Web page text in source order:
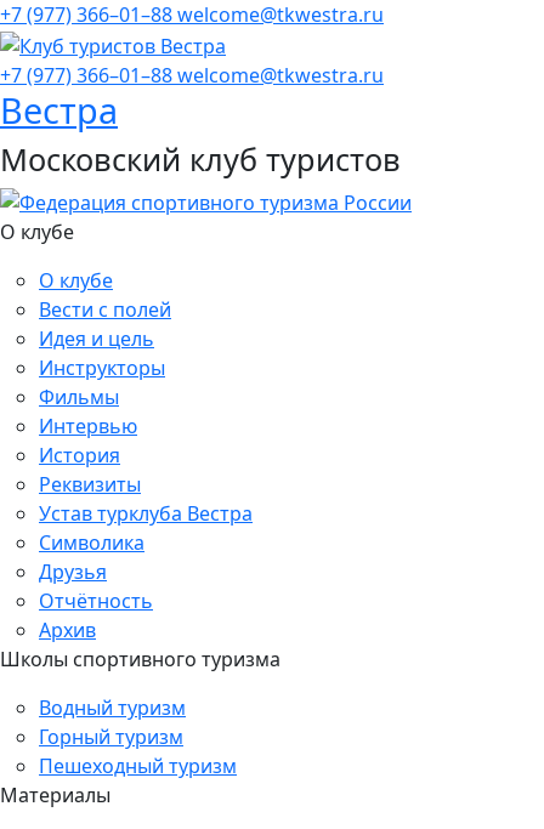
+7 (977) 366–01–88welcome@tkwestra.ru
+7 (977) 366–01–88welcome@tkwestra.ru
Вестра
Московский клуб туристов
О клубе
О клубе
Вести с полей
Идея и цель
Инструкторы
Фильмы
Интервью
История
Реквизиты
Устав турклуба Вестра
Символика
Друзья
Отчётность
Архив
Школы спортивного туризма
Водный туризм
Горный туризм
Пешеходный туризм
Материалы